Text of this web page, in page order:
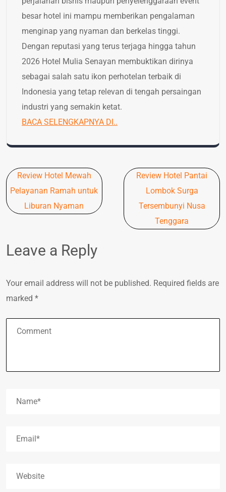
besar hotel ini mampu memberikan pengalaman
menginap yang nyaman dan berkelas tinggi.
Dengan reputasi yang terus terjaga hingga tahun
2026 Hotel Mulia Senayan membuktikan dirinya
sebagai salah satu ikon perhotelan terbaik di
Indonesia yang tetap relevan di tengah persaingan
industri yang semakin ketat.
BACA SELENGKAPNYA DI..
Post
navigation
Review Hotel Mewah
Pelayanan Ramah untuk
Liburan Nyaman
Review Hotel Pantai
Lombok Surga
Tersembunyi Nusa
Tenggara
Leave a Reply
Your email address will not be published. Required fields are
marked *